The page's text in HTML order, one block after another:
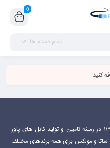
0
تمام دسته ها
کنید
مجموعه پاورساپ فعالیت خود را از سال 1399 در زمینه تامین و تولید کابل های پاور
ساتا و مولکس برای همه برندهای مختلف